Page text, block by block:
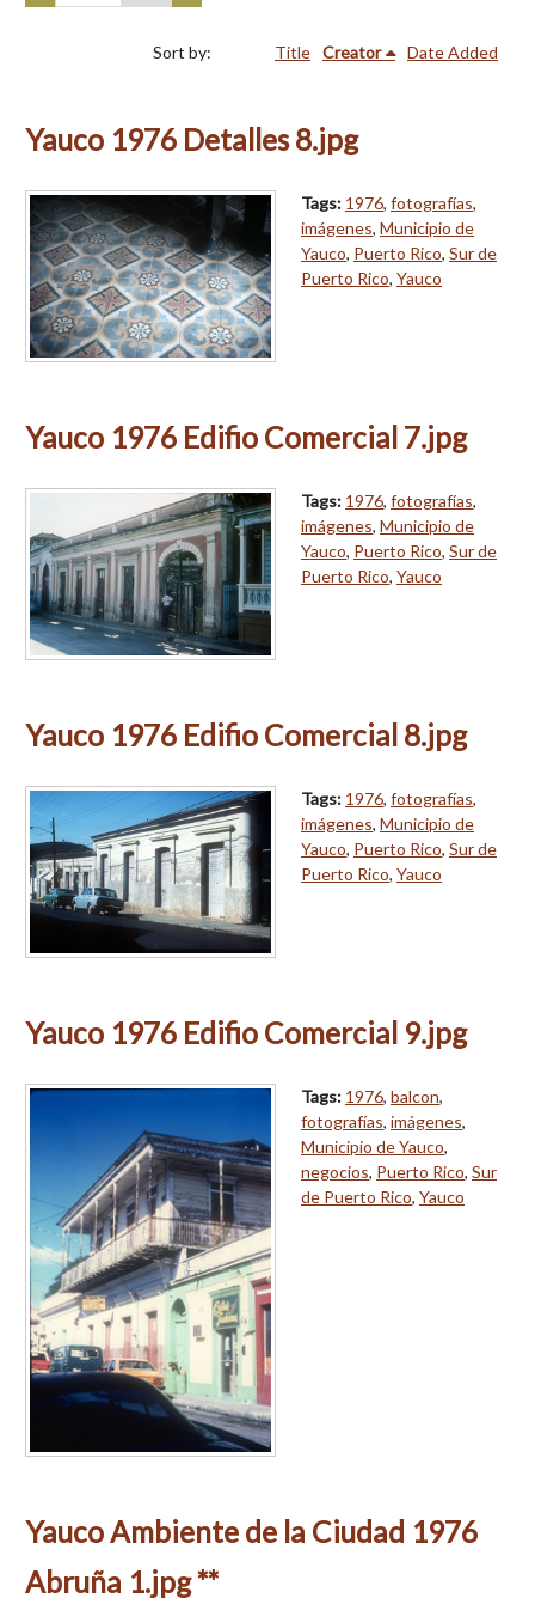
Sort by: Title Creator Date Added
Yauco 1976 Detalles 8.jpg
Tags: 1976, fotografías,
imágenes, Municipio de
Yauco, Puerto Rico, Sur de
Puerto Rico, Yauco
Yauco 1976 Edifio Comercial 7.jpg
Tags: 1976, fotografías,
imágenes, Municipio de
Yauco, Puerto Rico, Sur de
Puerto Rico, Yauco
Yauco 1976 Edifio Comercial 8.jpg
Tags: 1976, fotografías,
imágenes, Municipio de
Yauco, Puerto Rico, Sur de
Puerto Rico, Yauco
Yauco 1976 Edifio Comercial 9.jpg
Tags: 1976, balcon,
fotografías, imágenes,
Municipio de Yauco,
negocios, Puerto Rico, Sur
de Puerto Rico, Yauco
Yauco Ambiente de la Ciudad 1976
Abruña 1.jpg **